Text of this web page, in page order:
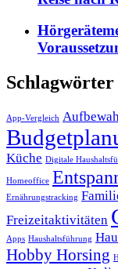
Schlagwörter
App-Vergleich
Küche Digitale
Homeoffice
Ernährungstracking
Freizeitaktivitäten
Apps Haushaltsführung
Hobby Horsing